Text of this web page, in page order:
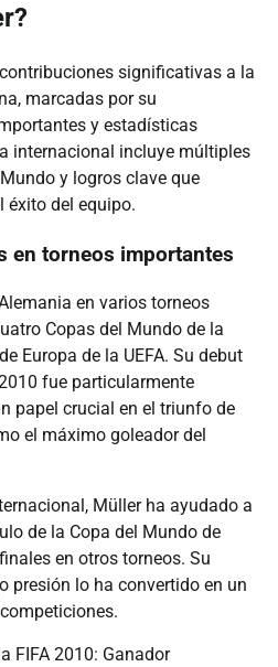
significativas a la
marcadas por su
y estadísticas
internacional incluye múltiples
y logros clave que
éxito del equipo.
en torneos importantes
en varios torneos
Copas del Mundo de la
Europa de la UEFA. Su debut
fue particularmente
papel crucial en el triunfo de
el máximo goleador del
Müller ha ayudado a
de la Copa del Mundo de
en otros torneos. Su
presión lo ha convertido en un
FIFA 2010: Ganador